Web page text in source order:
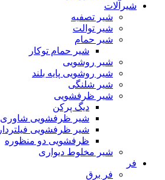
شیرآلات
شیر تصفیه
شیر توالت
شیر حمام
شیر حمام توکار
شیر روشویی
شیر روشویی پایه بلند
شیر شلنگی
شیر ظرفشویی
دیگ پرکن
شیر ظرفشویی شاوری
شیر ظرفشویی فیلتردار
ظرفشویی دو منظوره
شیر مخلوط دیواری
فر
فر برق